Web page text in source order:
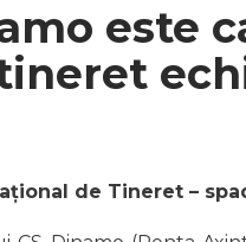
este
de Tineret –